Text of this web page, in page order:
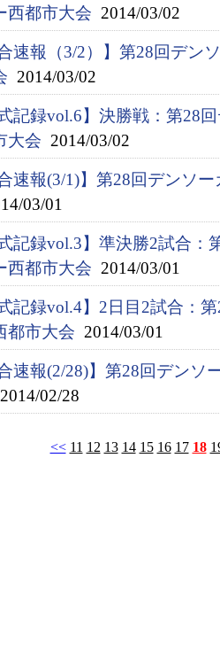
西都市大会 2014/03/02
合速報（3/2）】第28回デン
2014/03/02
式記録vol.6】決勝戦：第28
大会 2014/03/02
合速報(3/1)】第28回デンソ
03/01
式記録vol.3】準決勝2試合
西都市大会 2014/03/01
式記録vol.4】2日目2試合：
都市大会 2014/03/01
合速報(2/28)】第28回デン
2014/02/28
<< 11 12 13 14 15 16 17 18